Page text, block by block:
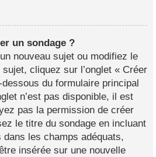
un sondage ?
nouveau sujet ou modifiez le
sujet, cliquez sur l’onglet « Créer
du formulaire principal
n’est pas disponible, il est
pas la permission de créer
le titre du sondage en incluant
les champs adéquats,
insérée sur une nouvelle